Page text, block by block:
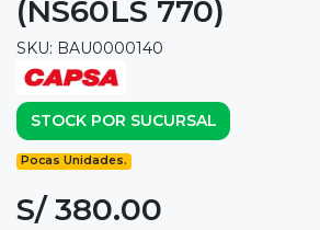
(NS60LS 770)
SKU: BAU0000140
STOCK POR SUCURSAL
Pocas Unidades.
S/ 380.00